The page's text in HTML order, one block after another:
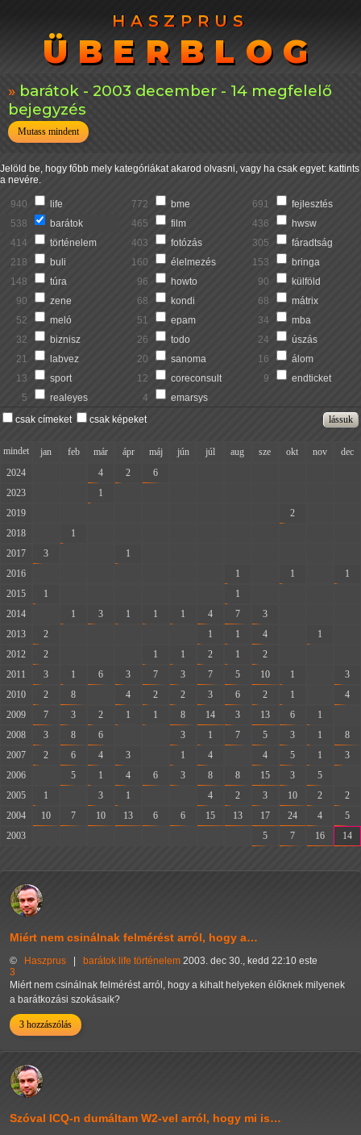
HASZPRUS
ÜBERBLOG
HASZPRUS
ÜBERBLOG
barátok - 2003 december - 14 megfelelő
bejegyzés
Mutass mindent
Jelöld be, hogy főbb mely kategóriákat akarod olvasni, vagy ha csak egyet: kattints
a nevére.
940 life 772 bme 691
fejlesztés
538
barátok 465 film 436
hwsw
414
történelem 403 fotózás 305
fáradtság
218
buli 160 élelmezés 153
bringa
148
túra 96 howto 90
külföld
90
zene 68 kondi 68
mátrix
52
meló 51 epam 34
mba
32
biznisz 26 todo 24
úszás
21
labvez 20 sanoma 16
álom
13
sport 12 coreconsult 9
endticket
5
realeyes 4
emarsys
csak címeket
csak képeket
mindet jan feb már ápr máj jún júl aug sze okt nov
dec
2024
4 2 6
2023
1
2019
2
2018
1
2017
3 1
2016
1 1
1
2015
1 1
2014
1 3 1 1 1 4 7 3
2013
2 1 1 4 1
2012
2 1 1 2 1 2
2011
3 1 6 3 7 3 7 5 10 1
3
2010
2 8 4 2 2 3 6 2 1
4
2009
7 3 2 1 1 8 14 3 13 6 1
2008
3 8 6 3 1 7 5 3 1
8
2007
2 6 4 3 1 4 4 5 1
3
2006
5 1 4 6 3 8 8 15 3 5
2005
1 3 1 4 2 3 10 2
2
2004
10 7 10 13 6 6 15 13 17 24 4
5
2003
5 7 16 14
Miért nem csinálnak felmérést arról, hogy a…
© Haszprus barátok life történelem 2003. dec 30., kedd 22:10 este
3
Miért nem csinálnak felmérést arról, hogy a kihalt helyeken élőknek milyenek
a barátkozási szokásaik?
3 hozzászólás
Szóval ICQ-n dumáltam W2-vel arról, hogy mi is…